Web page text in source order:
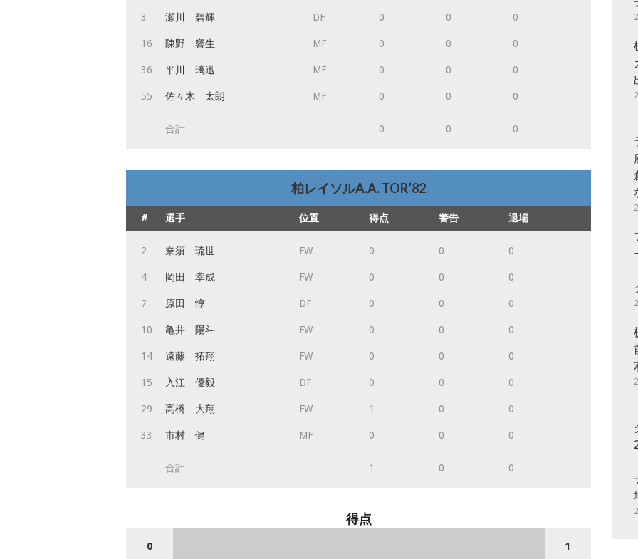
3 瀬川 碧輝 DF 0 0 0
16 陳野 響生 MF 0 0 0
36 平川 璃迅 MF 0 0 0
55 佐々木 太朗 MF 0 0 0
合計 0 0 0
柏レイソルA.A. TOR’82
# 選手 位置 得点 警告 退場
2 奈須 琉世 FW 0 0 0
4 岡田 幸成 FW 0 0 0
7 原田 惇 DF 0 0 0
10 亀井 陽斗 FW 0 0 0
14 遠藤 拓翔 FW 0 0 0
15 入江 優毅 DF 0 0 0
29 高橋 大翔 FW 1 0 0
33 市村 健 MF 0 0 0
合計 1 0 0
得点
0 1